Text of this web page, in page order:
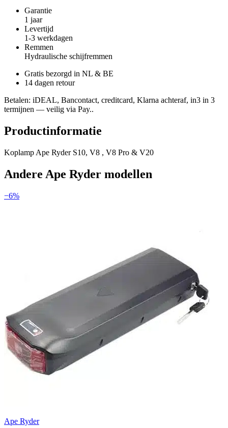
Garantie
1 jaar
Levertijd
1-3 werkdagen
Remmen
Hydraulische schijfremmen
Gratis bezorgd in NL & BE
14 dagen retour
Betalen: iDEAL, Bancontact, creditcard, Klarna achteraf, in3 in 3
termijnen — veilig via Pay..
Productinformatie
Koplamp Ape Ryder S10, V8 , V8 Pro & V20
Andere Ape Ryder modellen
−6%
Ape Ryder